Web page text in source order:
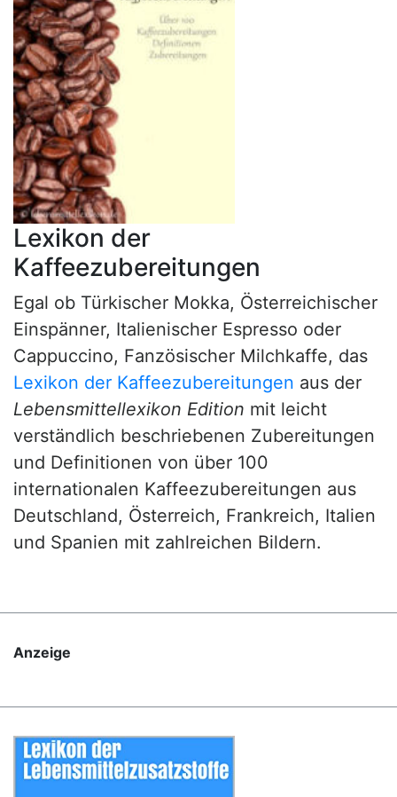
Lexikon der
Kaffeezubereitungen
Egal ob Türkischer Mokka, Österreichischer
Einspänner, Italienischer Espresso oder
Cappuccino, Fanzösischer Milchkaffe, das
Lexikon der Kaffeezubereitungen aus der
Lebensmittellexikon Edition mit leicht
verständlich beschriebenen Zubereitungen
und Definitionen von über 100
internationalen Kaffeezubereitungen aus
Deutschland, Österreich, Frankreich, Italien
und Spanien mit zahlreichen Bildern.
Anzeige